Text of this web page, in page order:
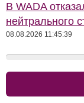
В WADA
нейтрального
08.08.2026 11:45:39